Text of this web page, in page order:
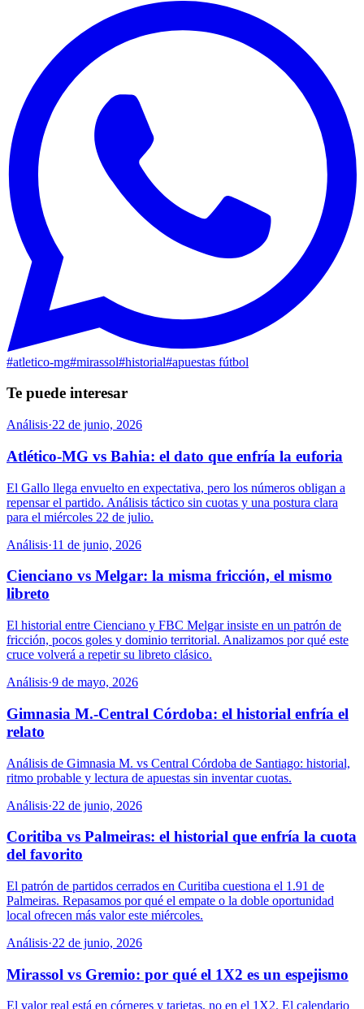
#atletico-mg#mirassol#historial#apuestas fútbol
Te puede interesar
Análisis·22 de junio, 2026
Atlético-MG vs Bahia: el dato que enfría la euforia
El Gallo llega envuelto en expectativa, pero los números obligan a
repensar el partido. Análisis táctico sin cuotas y una postura clara
para el miércoles 22 de julio.
Análisis·11 de junio, 2026
Cienciano vs Melgar: la misma fricción, el mismo
libreto
El historial entre Cienciano y FBC Melgar insiste en un patrón de
fricción, pocos goles y dominio territorial. Analizamos por qué este
cruce volverá a repetir su libreto clásico.
Análisis·9 de mayo, 2026
Gimnasia M.-Central Córdoba: el historial enfría el
relato
Análisis de Gimnasia M. vs Central Córdoba de Santiago: historial,
ritmo probable y lectura de apuestas sin inventar cuotas.
Análisis·22 de junio, 2026
Coritiba vs Palmeiras: el historial que enfría la cuota
del favorito
El patrón de partidos cerrados en Curitiba cuestiona el 1.91 de
Palmeiras. Repasamos por qué el empate o la doble oportunidad
local ofrecen más valor este miércoles.
Análisis·22 de junio, 2026
Mirassol vs Gremio: por qué el 1X2 es un espejismo
El valor real está en córneres y tarjetas, no en el 1X2. El calendario